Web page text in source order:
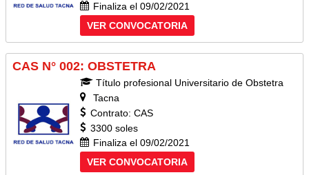
Finaliza el 09/02/2021
VER CONVOCATORIA
CAS N° 002: OBSTETRA
Título profesional Universitario de Obstetra
Tacna
Contrato: CAS
3300 soles
Finaliza el 09/02/2021
VER CONVOCATORIA